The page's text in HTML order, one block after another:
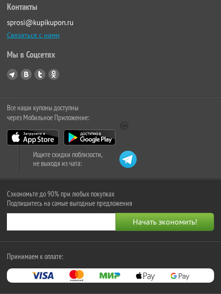
Контакты
sprosi@kupikupon.ru
Связаться с нами
Мы в Соцсетях
Все наши купоны доступны
через Мобильное Приложение:
Ищите скидки поблизости,
не выходя из чата:
Сэкономьте до 90% при любых покупках
Подпишитесь на самые выгодные предложения
Принимаем к оплате: